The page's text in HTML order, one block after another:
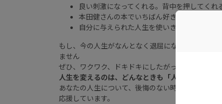
良い刺激になってくれる。背中を押してくれ
本田健さんの本でいちばん好きな本です
自分に与えられた人生を使いきること、私は
もし、今の人生がなんとなく退屈になっていたら、
ません
ぜひ、ワクワク、ドキドキにしたがって、前に進ん
人生を変えるのは、どんなときも「人」です。
あなたの人生について、後悔のない時間を過ごし
応援しています。